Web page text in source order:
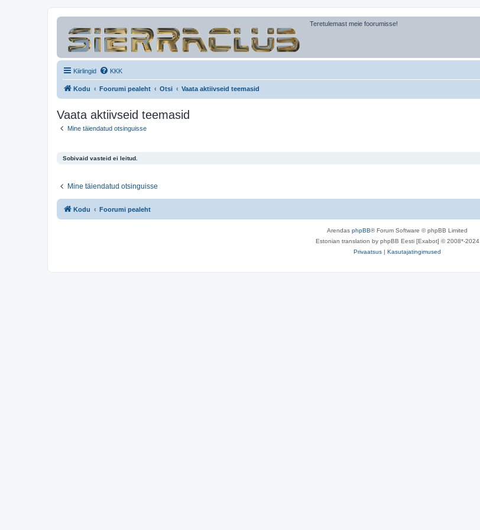
Teretulemast meie foorumisse!
Kiirlingid KKK
Kodu Foorumi pealeht Otsi Vaata aktiivseid teemasid
Vaata aktiivseid teemasid
Mine täiendatud otsinguisse
Sobivaid vasteid ei leitud.
Mine täiendatud otsinguisse
Kodu Foorumi pealeht
Arendas phpBB® Forum Software © phpBB Limited
Estonian translation by phpBB Eesti [Exabot] © 2008*-2024
Privaatsus | Kasutajatingimused